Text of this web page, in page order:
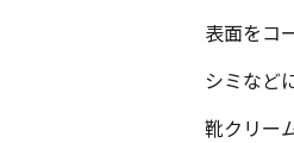
表面をコ
シミなど
靴クリー